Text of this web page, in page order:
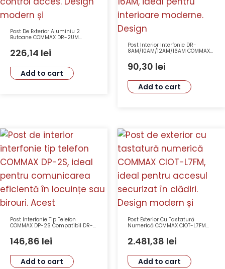
Post De Exterior Aluminiu 2
Butoane COMMAX DR-2UM
12VDC
226,14 lei
Add to cart
Post Interior Interfonie DR-
8AM/10AM/12AM/16AM COMMAX
90,30 lei
Add to cart
Post Interfonie Tip Telefon
COMMAX DP-2S Compatibil DR-
DR-2A3N
146,86 lei
Add to cart
Post Exterior Cu Tastatură
Numerică COMMAX CIOT-L7FM
SIP Bluetooth RFID Ethernet
2.481,38 lei
Add to cart